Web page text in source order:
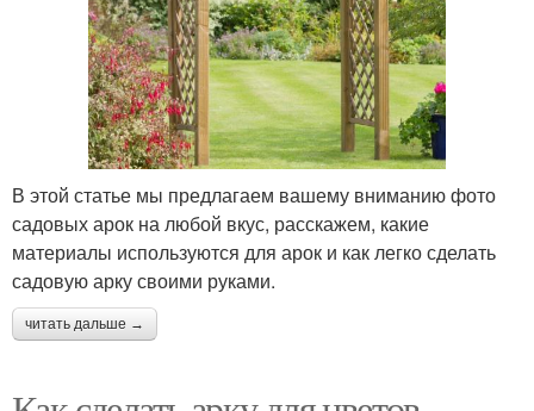
В этой статье мы предлагаем вашему вниманию фото
садовых арок на любой вкус, расскажем, какие
материалы используются для арок и как легко сделать
садовую арку своими руками.
читать дальше →